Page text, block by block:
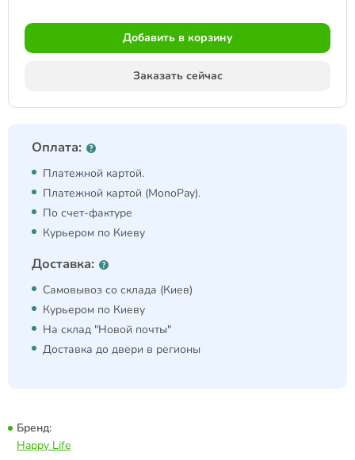
Добавить в корзину
Заказать сейчас
Оплата:
Платежной картой.
Платежной картой (MonoPay).
По счет-фактуре
Курьером по Киеву
Доставка:
Самовывоз со склада (Киев)
Курьером по Киеву
На склад "Новой почты"
Доставка до двери в регионы
Бренд:
Happy Life